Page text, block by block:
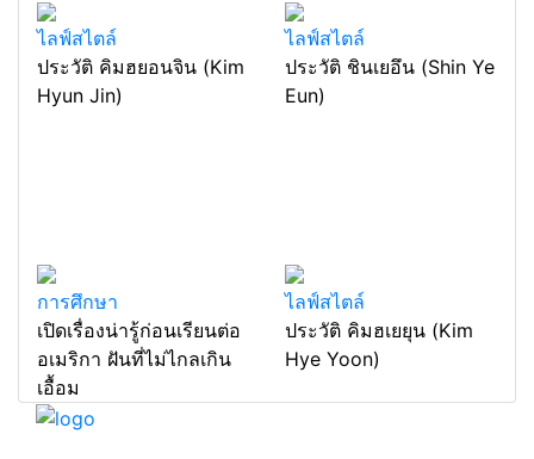
ไลฟ์สไตล์
ประวัติ คิมฮยอนจิน (Kim
Hyun Jin)
ไลฟ์สไตล์
ประวัติ ชินเยอึน (Shin Ye
Eun)
การศึกษา
เปิดเรื่องน่ารู้ก่อนเรียนต่อ
อเมริกา ฝันที่ไม่ไกลเกิน
เอื้อม
ไลฟ์สไตล์
ประวัติ คิมฮเยยุน (Kim
Hye Yoon)